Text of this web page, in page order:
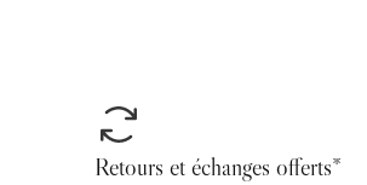
Retours et échanges offerts*